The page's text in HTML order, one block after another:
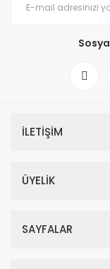
İLETİŞİM
ÜYELİK
SAYFALAR